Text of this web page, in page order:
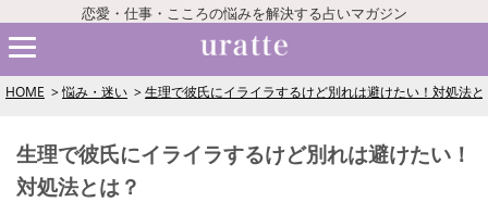
恋愛・仕事・こころの悩みを解決する占いマガジン
HOME 悩み・迷い 生理で彼氏にイライラするけど別れは避けたい！対処法と
生理で彼氏にイライラするけど別れは避けたい！
対処法とは？